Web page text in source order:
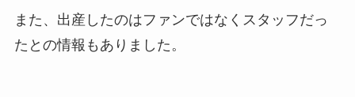
また、出産したのはファンではなくスタッフだっ
たとの情報もありました。